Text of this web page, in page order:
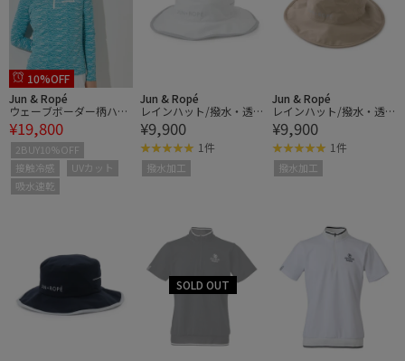
10%OFF
Jun & Ropé
ウェーブボーダー柄ハー
フジップ長袖プルオーバ
ー/UV・吸水速乾・接触
冷感
¥19,800
2BUY10%OFF
接触冷感
UVカット
吸水速乾
Jun & Ropé
レインハット/撥水・透
湿
¥9,900
1件
撥水加工
Jun & Ropé
レインハット/撥水・透
湿
¥9,900
1件
撥水加工